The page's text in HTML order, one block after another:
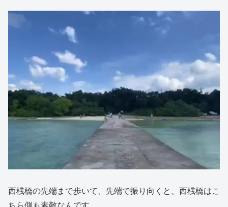
西桟橋の先端まで歩いて、先端で振り向くと、西桟橋はこ
ちら側も素敵なんです。